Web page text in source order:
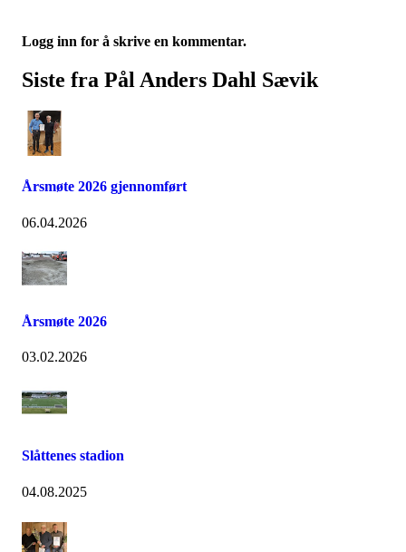
Logg inn for å skrive en kommentar.
Siste fra Pål Anders Dahl Sævik
Årsmøte 2026 gjennomført
06.04.2026
Årsmøte 2026
03.02.2026
Slåttenes stadion
04.08.2025